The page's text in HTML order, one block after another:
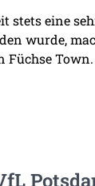
stets eine
wurde,
Füchse Town.